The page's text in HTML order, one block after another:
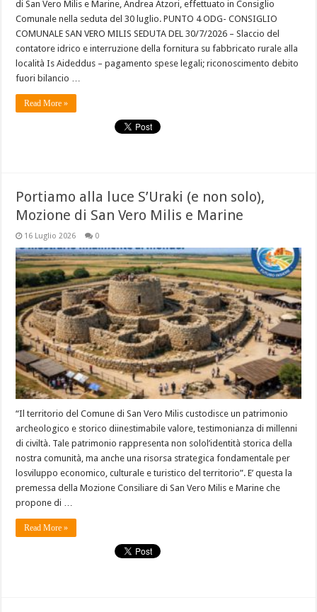
di San Vero Milis e Marine, Andrea Atzori, effettuato in Consiglio
Comunale nella seduta del 30 luglio. PUNTO 4 ODG- CONSIGLIO
COMUNALE SAN VERO MILIS SEDUTA DEL 30/7/2026 – Slaccio del
contatore idrico e interruzione della fornitura su fabbricato rurale alla
località Is Aideddus – pagamento spese legali; riconoscimento debito
fuori bilancio …
Read More »
Portiamo alla luce S’Uraki (e non solo),
Mozione di San Vero Milis e Marine
16 Luglio 2026 0
“Il territorio del Comune di San Vero Milis custodisce un patrimonio
archeologico e storico diinestimabile valore, testimonianza di millenni
di civiltà. Tale patrimonio rappresenta non solol’identità storica della
nostra comunità, ma anche una risorsa strategica fondamentale per
losviluppo economico, culturale e turistico del territorio”. E’ questa la
premessa della Mozione Consiliare di San Vero Milis e Marine che
propone di …
Read More »